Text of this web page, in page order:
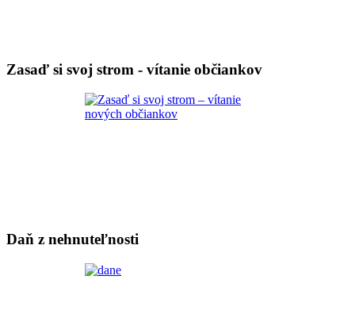
Zasaď si svoj strom - vítanie občiankov
Daň z nehnuteľnosti